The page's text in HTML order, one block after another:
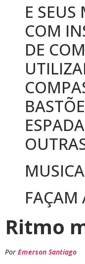
E
COM
DE
FAÇAM
Ritmo
Por Emerson Santiago